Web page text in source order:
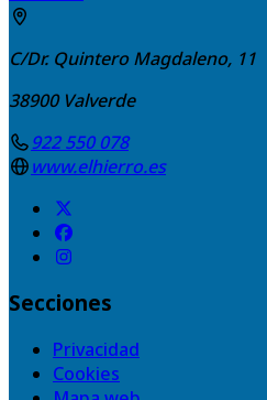
C/Dr. Quintero Magdaleno, 11
38900 Valverde
922 550 078
www.elhierro.es
Secciones
Privacidad
Cookies